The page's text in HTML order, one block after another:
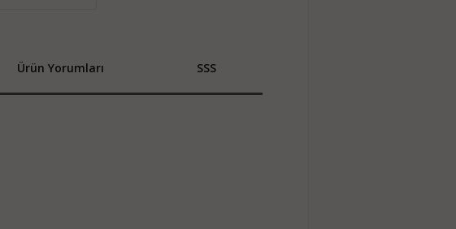
Ürün Yorumları SSS